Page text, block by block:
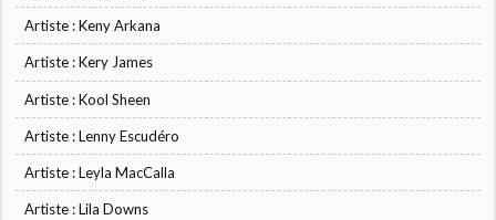
Artiste : Keny Arkana
Artiste : Kery James
Artiste : Kool Sheen
Artiste : Lenny Escudéro
Artiste : Leyla MacCalla
Artiste : Lila Downs